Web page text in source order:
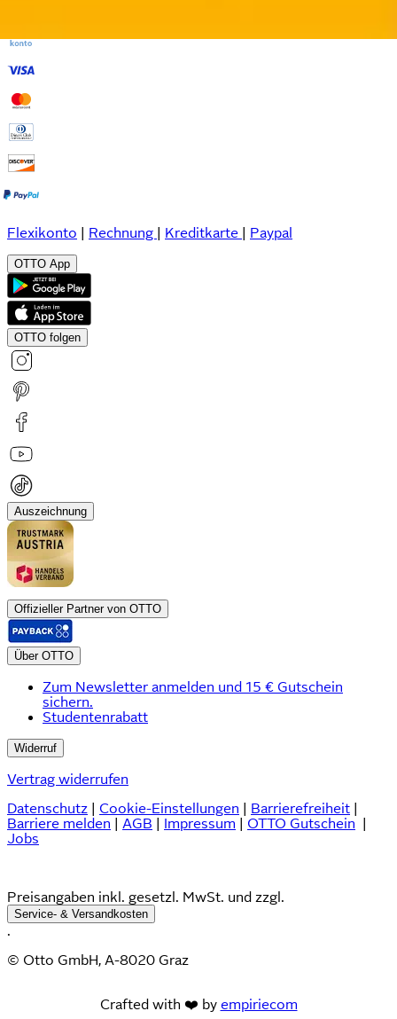
Flexikonto Rechnung Kreditkarte Paypal
OTTO App
OTTO folgen
Auszeichnung
Offizieller Partner von OTTO
Über OTTO
Zum Newsletter anmelden und 15 € Gutschein
sichern.
Studentenrabatt
Widerruf
Vertrag widerrufen
Datenschutz
Cookie-Einstellungen Barrierefreiheit
Barriere melden
AGB Impressum OTTO Gutschein
Jobs
Preisangaben inkl. gesetzl. MwSt. und zzgl.
Service- & Versandkosten
.
© Otto GmbH, A-8020 Graz
Crafted with ❤️ by empiriecom